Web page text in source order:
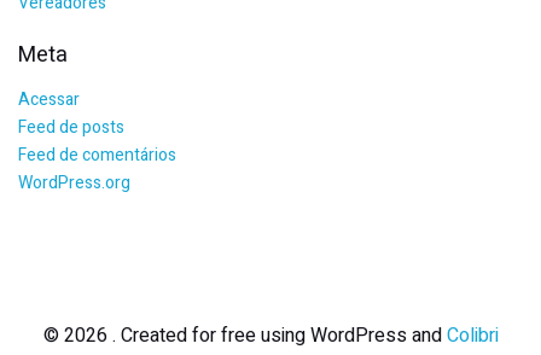
Meta
Acessar
Feed de posts
Feed de comentários
WordPress.org
© 2026 . Created for free using WordPress andColibri